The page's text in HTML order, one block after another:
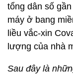
tổng dân số
máy ở bang
liều vắc-xin
lượng của nhà
Sau đây là